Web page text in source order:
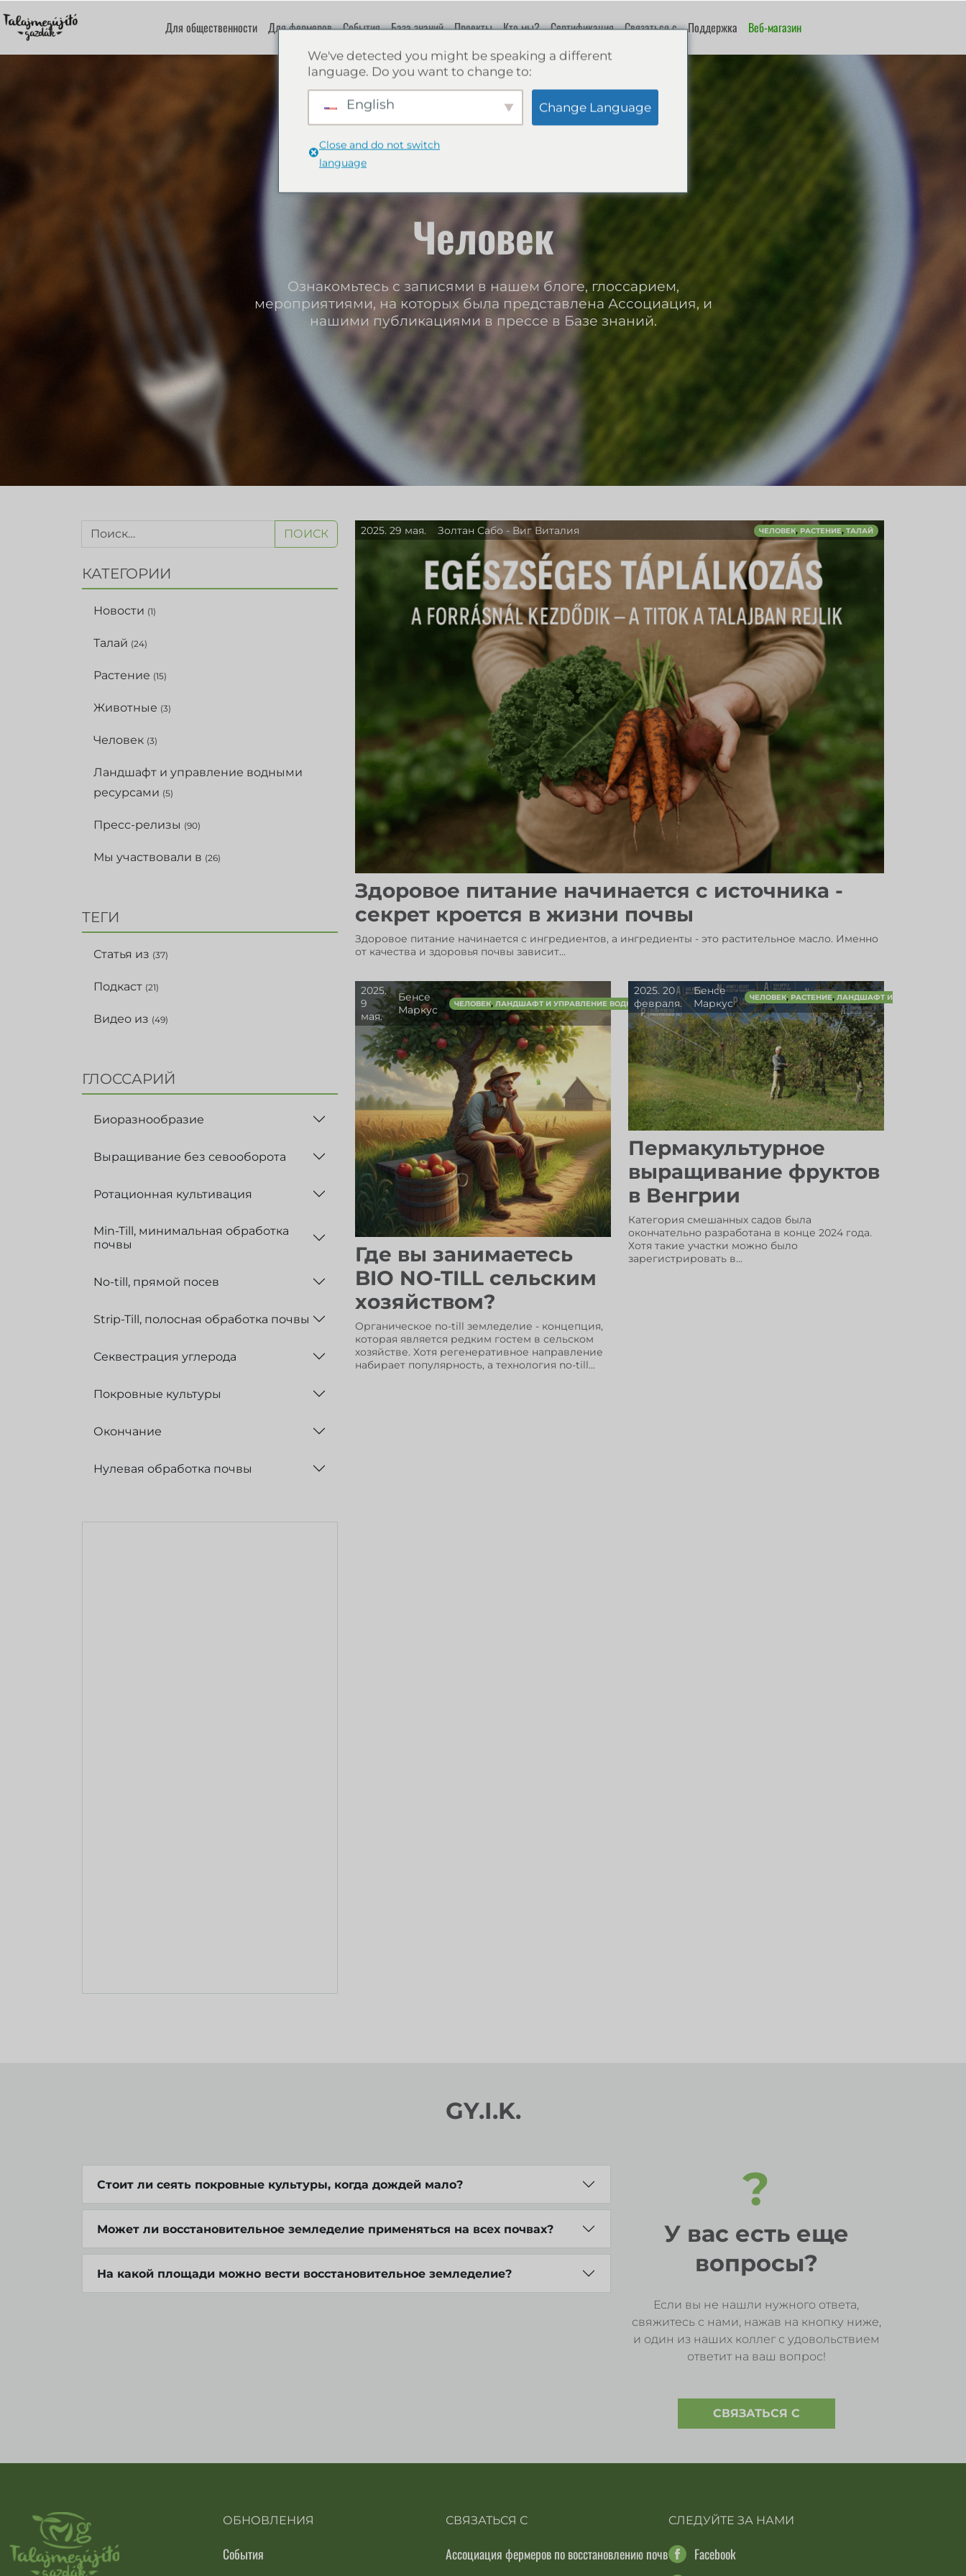
Для общественности Для фермеров События База знаний Проекты Кто мы? Сертификация Связаться с Поддержка Веб-магазин
Человек
Ознакомьтесь с записями в нашем блоге, глоссарием,
мероприятиями, на которых была представлена Ассоциация, и
нашими публикациями в прессе в Базе знаний.
ПОИСК
КАТЕГОРИИ
Новости (1)
Талай (24)
Растение (15)
Животные (3)
Человек (3)
Ландшафт и управление водными
ресурсами (5)
Пресс-релизы (90)
Мы участвовали в (26)
ТЕГИ
Статья из (37)
Подкаст (21)
Видео из (49)
ГЛОССАРИЙ
Биоразнообразие
Выращивание без севооборота
Ротационная культивация
Min-Till, минимальная обработка
почвы
No-till, прямой посев
Strip-Till, полосная обработка почвы
Секвестрация углерода
Покровные культуры
Окончание
Нулевая обработка почвы
2025. 29 мая. Золтан Сабо - Виг Виталия ЧЕЛОВЕК, РАСТЕНИЕ,ТАЛАЙ
Здоровое питание начинается с источника -
секрет кроется в жизни почвы
Здоровое питание начинается с ингредиентов, а ингредиенты - это растительное масло. Именно
от качества и здоровья почвы зависит...
2025.
9
мая.
Бенсе
Маркус
ЧЕЛОВЕК, ЛАНДШАФТ И УПРАВЛЕНИЕ ВОДНЫМИ РЕСУРСАМИ,ТАЛАЙ
Где вы занимаетесь
BIO NO-TILL сельским
хозяйством?
Органическое no-till земледелие - концепция,
которая является редким гостем в сельском
хозяйстве. Хотя регенеративное направление
набирает популярность, а технология no-till...
2025. 20
февраля.
Бенсе
Маркус
ЧЕЛОВЕК, РАСТЕНИЕ, ЛАНДШАФТ И УПРАВЛЕНИЕ
Пермакультурное
выращивание фруктов
в Венгрии
Категория смешанных садов была
окончательно разработана в конце 2024 года.
Хотя такие участки можно было
зарегистрировать в...
GY.I.K.
Стоит ли сеять покровные культуры, когда дождей мало?
Может ли восстановительное земледелие применяться на всех почвах?
На какой площади можно вести восстановительное земледелие?
?
У вас есть еще
вопросы?
Если вы не нашли нужного ответа,
свяжитесь с нами, нажав на кнопку ниже,
и один из наших коллег с удовольствием
ответит на ваш вопрос!
СВЯЗАТЬСЯ С
ОБНОВЛЕНИЯ
События
СВЯЗАТЬСЯ С
Ассоциация фермеров по восстановлению почв
СЛЕДУЙТЕ ЗА НАМИ
Facebook
We've detected you might be speaking a different
language. Do you want to change to:
English Change Language
Close and do not switch
language